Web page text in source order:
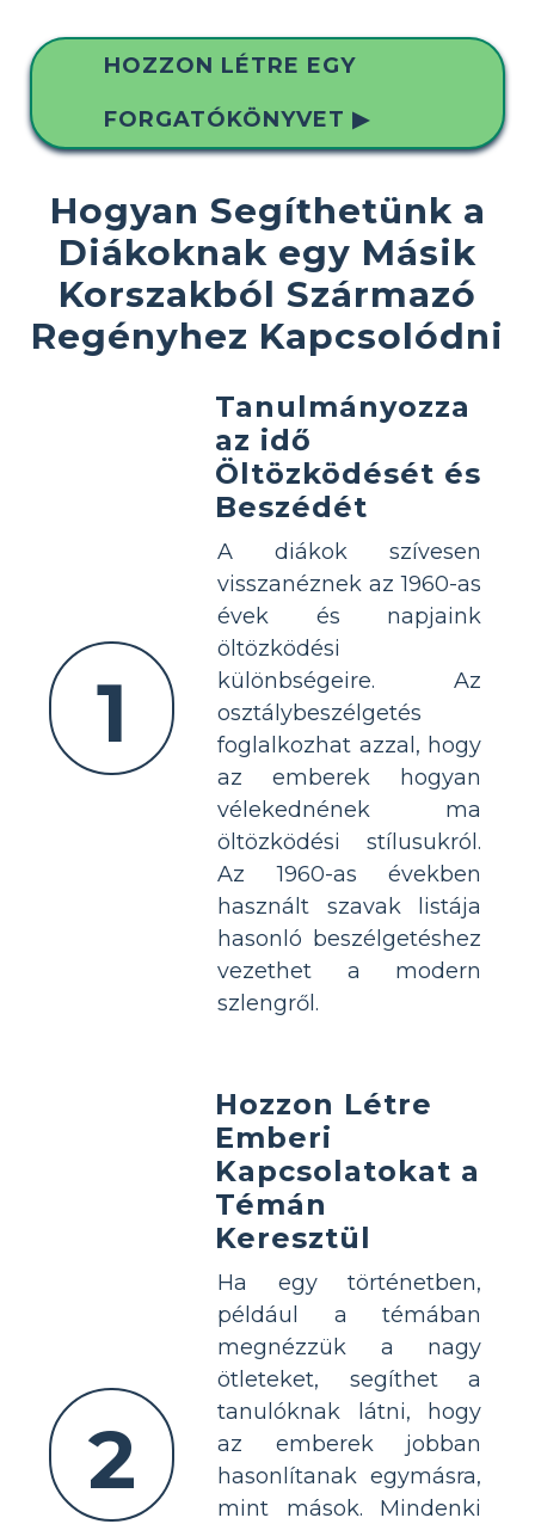
HOZZON LÉTRE EGY
FORGATÓKÖNYVET ▶
Hogyan Segíthetünk a
Diákoknak egy Másik
Korszakból Származó
Regényhez Kapcsolódni
1
Tanulmányozza
az idő
Öltözködését és
Beszédét
A diákok szívesen
visszanéznek az 1960-as
évek és napjaink
öltözködési
különbségeire. Az
osztálybeszélgetés
foglalkozhat azzal, hogy
az emberek hogyan
vélekednének ma
öltözködési stílusukról.
Az 1960-as években
használt szavak listája
hasonló beszélgetéshez
vezethet a modern
szlengről.
2
Hozzon Létre
Emberi
Kapcsolatokat a
Témán
Keresztül
Ha egy történetben,
például a témában
megnézzük a nagy
ötleteket, segíthet a
tanulóknak látni, hogy
az emberek jobban
hasonlítanak egymásra,
mint mások. Mindenki